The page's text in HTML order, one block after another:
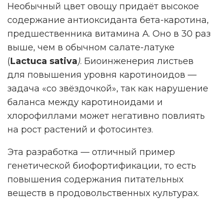
Необычный цвет овощу придаёт высокое
содержание антиоксиданта бета-каротина,
предшественника витамина А. Оно в 30 раз
выше, чем в обычном салате-латуке
(Lactuca sativa). Биоинженерия листьев
для повышения уровня каротиноидов —
задача «со звёздочкой», так как нарушение
баланса между каротиноидами и
хлорофиллами может негативно повлиять
на рост растений и фотосинтез.
Эта разработка — отличный пример
генетической биофортификации, то есть
повышения содержания питательных
веществ в продовольственных культурах.